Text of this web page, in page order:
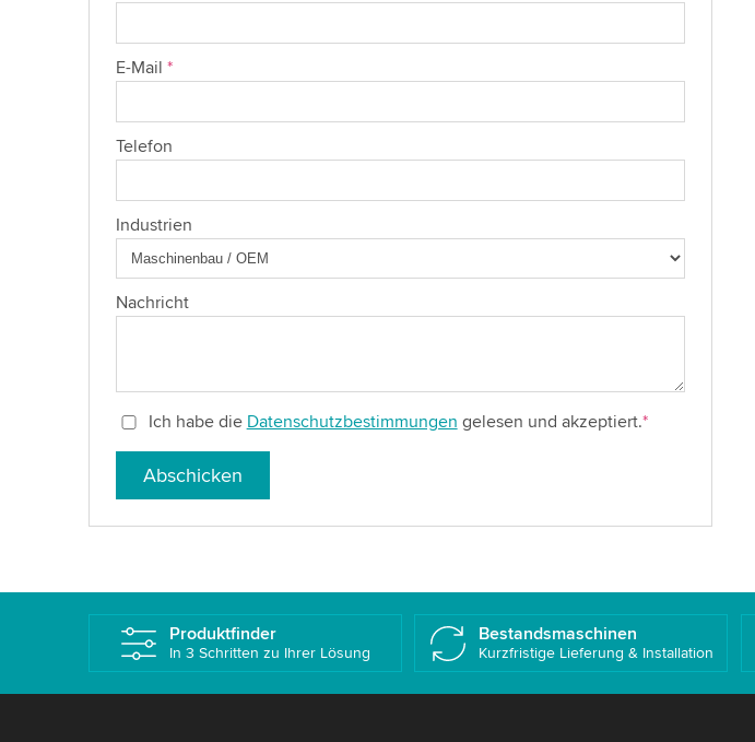
E-Mail *
Telefon
Industrien
Nachricht
Ich habe die Datenschutzbestimmungen gelesen und akzeptiert.*
Abschicken
Produktfinder
In 3 Schritten zu Ihrer Lösung
Bestandsmaschinen
Kurzfristige Lieferung & Installation